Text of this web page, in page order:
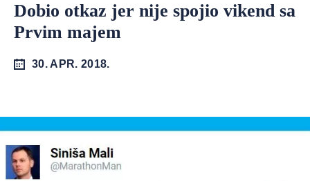
Dobio otkaz jer nije spojio vikend sa
Prvim majem
30. APR. 2018.